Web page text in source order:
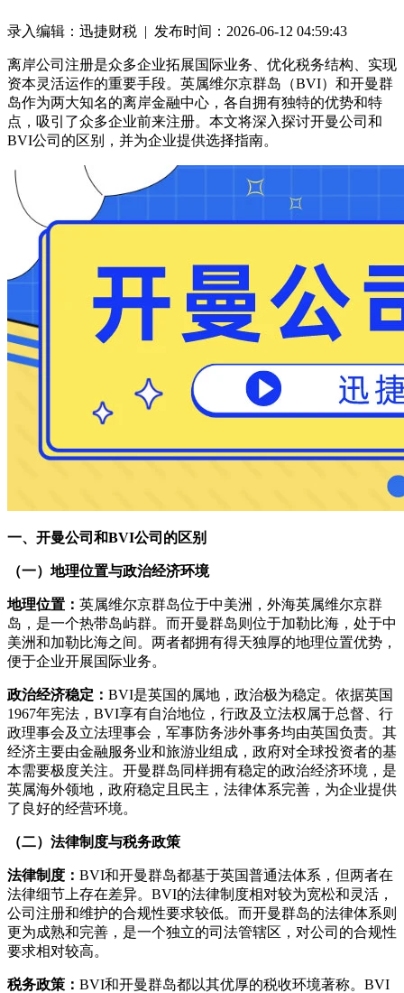
录入编辑：迅捷财税 | 发布时间：2026-06-12 04:59:43
离岸公司注册是众多企业拓展国际业务、优化税务结构、实现
资本灵活运作的重要手段。英属维尔京群岛（BVI）和开曼群
岛作为两大知名的离岸金融中心，各自拥有独特的优势和特
点，吸引了众多企业前来注册。本文将深入探讨开曼公司和
BVI公司的区别，并为企业提供选择指南。
一、开曼公司和BVI公司的区别
（一）地理位置与政治经济环境
地理位置： 英属维尔京群岛位于中美洲，外海英属维尔京群
岛，是一个热带岛屿群。而开曼群岛则位于加勒比海，处于中
美洲和加勒比海之间。两者都拥有得天独厚的地理位置优势，
便于企业开展国际业务。
政治经济稳定： BVI是英国的属地，政治极为稳定。依据英国
1967年宪法，BVI享有自治地位，行政及立法权属于总督、行
政理事会及立法理事会，军事防务涉外事务均由英国负责。其
经济主要由金融服务业和旅游业组成，政府对全球投资者的基
本需要极度关注。开曼群岛同样拥有稳定的政治经济环境，是
英属海外领地，政府稳定且民主，法律体系完善，为企业提供
了良好的经营环境。
（二）法律制度与税务政策
法律制度： BVI和开曼群岛都基于英国普通法体系，但两者在
法律细节上存在差异。BVI的法律制度相对较为宽松和灵活，
公司注册和维护的合规性要求较低。而开曼群岛的法律体系则
更为成熟和完善，是一个独立的司法管辖区，对公司的合规性
要求相对较高。
税务政策： BVI和开曼群岛都以其优厚的税收环境著称。BVI